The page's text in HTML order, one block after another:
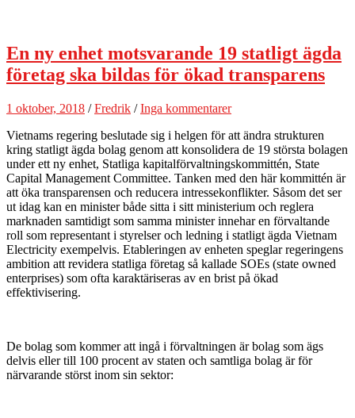
En ny enhet motsvarande 19 statligt ägda
företag ska bildas för ökad transparens
1 oktober, 2018 /Fredrik /Inga kommentarer
Vietnams regering beslutade sig i helgen för att ändra strukturen
kring statligt ägda bolag genom att konsolidera de 19 största bolagen
under ett ny enhet, Statliga kapitalförvaltningskommittén, State
Capital Management Committee. Tanken med den här kommittén är
att öka transparensen och reducera intressekonflikter. Såsom det ser
ut idag kan en minister både sitta i sitt ministerium och reglera
marknaden samtidigt som samma minister innehar en förvaltande
roll som representant i styrelser och ledning i statligt ägda Vietnam
Electricity exempelvis. Etableringen av enheten speglar regeringens
ambition att revidera statliga företag så kallade SOEs (state owned
enterprises) som ofta karaktäriseras av en brist på ökad
effektivisering.
De bolag som kommer att ingå i förvaltningen är bolag som ägs
delvis eller till 100 procent av staten och samtliga bolag är för
närvarande störst inom sin sektor: